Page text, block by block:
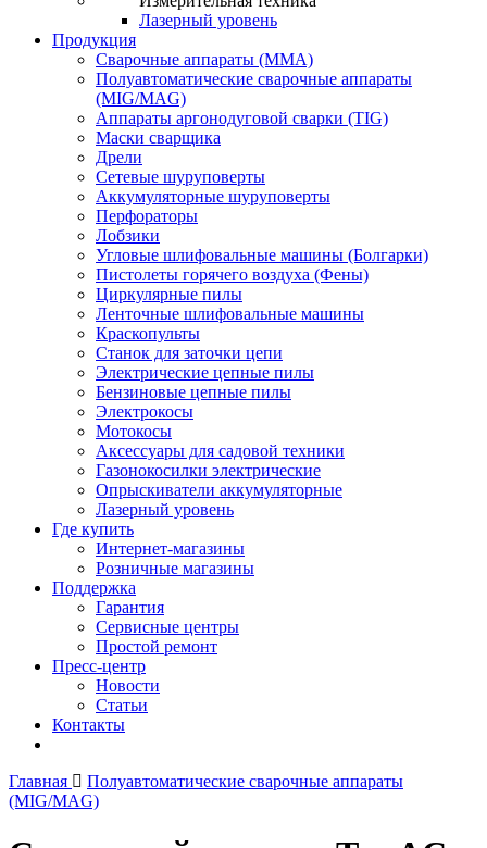
Лазерный уровень
Продукция
Сварочные аппараты (ММА)
Полуавтоматические сварочные аппараты
(MIG/MAG)
Аппараты аргонодуговой сварки (TIG)
Маски сварщика
Дрели
Сетевые шуруповерты
Аккумуляторные шуруповерты
Перфораторы
Лобзики
Угловые шлифовальные машины (Болгарки)
Пистолеты горячего воздуха (Фены)
Циркулярные пилы
Ленточные шлифовальные машины
Краскопульты
Станок для заточки цепи
Электрические цепные пилы
Бензиновые цепные пилы
Электрокосы
Мотокосы
Аксессуары для садовой техники
Газонокосилки электрические
Опрыскиватели аккумуляторные
Лазерный уровень
Где купить
Интернет-магазины
Розничные магазины
Поддержка
Гарантия
Сервисные центры
Простой ремонт
Пресс-центр
Новости
Статьи
Контакты
Главная
Полуавтоматические сварочные аппараты
(MIG/MAG)